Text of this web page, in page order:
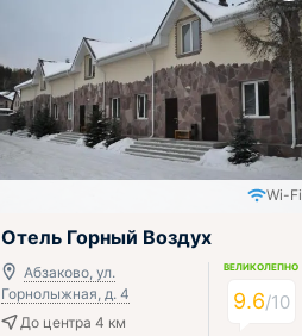
Wi-Fi
Отель Горный Воздух
Абзаково, ул.
Горнолыжная, д. 4
До центра 4 км
ВЕЛИКОЛЕПНО
9.6/10